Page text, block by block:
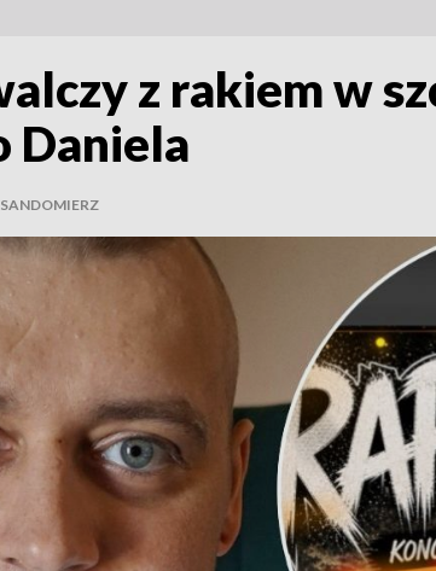
z rakiem w
Daniela
SANDOMIERZ